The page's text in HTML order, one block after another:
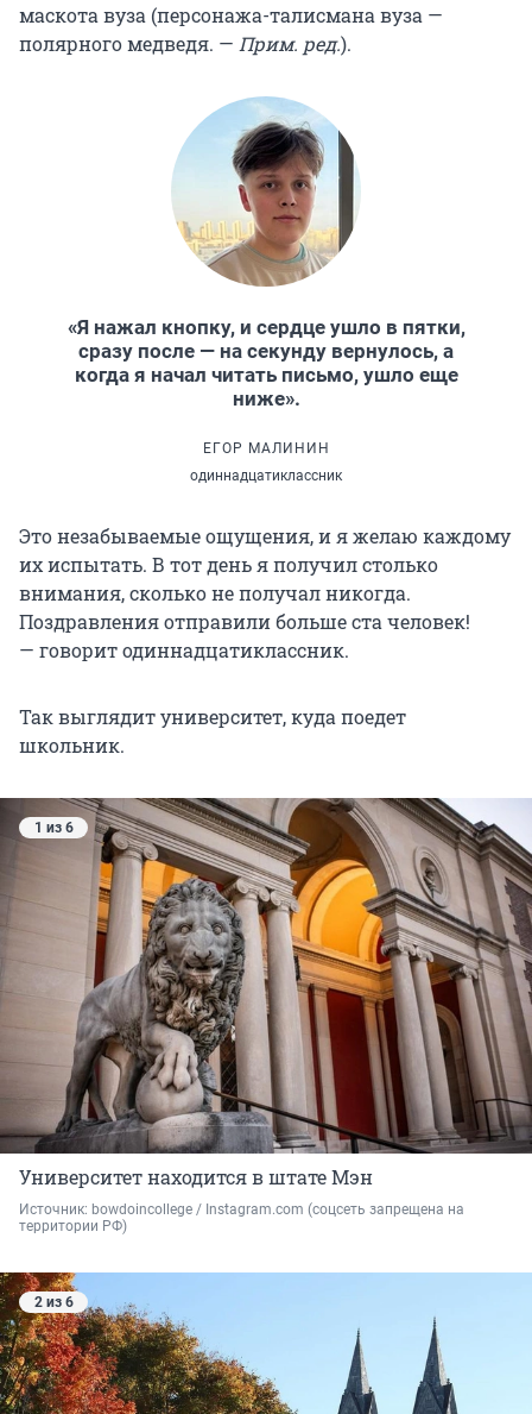
маскота вуза (персонажа-талисмана вуза —
полярного медведя. — Прим. ред.).
«Я нажал кнопку, и сердце ушло в пятки,
сразу после — на секунду вернулось, а
когда я начал читать письмо, ушло еще
ниже».
ЕГОР МАЛИНИН
одиннадцатиклассник
Это незабываемые ощущения, и я желаю каждому
их испытать. В тот день я получил столько
внимания, сколько не получал никогда.
Поздравления отправили больше ста человек!
— говорит одиннадцатиклассник.
Так выглядит университет, куда поедет
школьник.
1 из 6
Университет находится в штате Мэн
Источник: bowdoincollege / Instagram.com (соцсеть запрещена на
территории РФ)
2 из 6